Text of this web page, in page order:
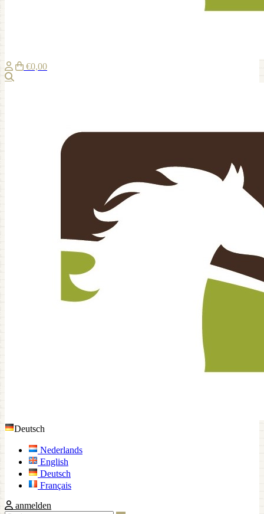
€0,00
Deutsch
Nederlands
English
Deutsch
Français
anmelden